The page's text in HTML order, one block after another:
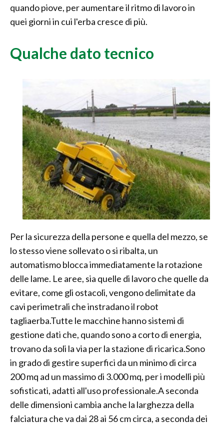
quando piove, per aumentare il ritmo di lavoro in
quei giorni in cui l'erba cresce di più.
Qualche dato tecnico
Per la sicurezza della persone e quella del mezzo, se
lo stesso viene sollevato o si ribalta, un
automatismo blocca immediatamente la rotazione
delle lame. Le aree, sia quelle di lavoro che quelle da
evitare, come gli ostacoli, vengono delimitate da
cavi perimetrali che instradano il robot
tagliaerba.Tutte le macchine hanno sistemi di
gestione dati che, quando sono a corto di energia,
trovano da soli la via per la stazione di ricarica.Sono
in grado di gestire superfici da un minimo di circa
200 mq ad un massimo di 3.000 mq, per i modelli più
sofisticati, adatti all'uso professionale.A seconda
delle dimensioni cambia anche la larghezza della
falciatura che va dai 28 ai 56 cm circa, a seconda dei